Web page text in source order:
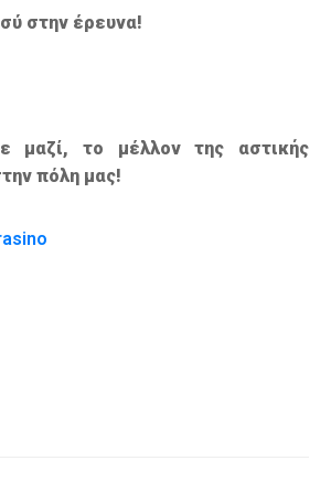
στην έρευνα!
μαζί, το μέλλον της αστικής
πόλη μας!